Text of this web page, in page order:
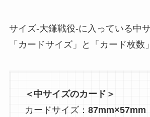
サイズ-大鎌戦役-に入っている中
「カードサイズ」と「カード枚数
＜中サイズのカード＞
カードサイズ： 87mm×57mm